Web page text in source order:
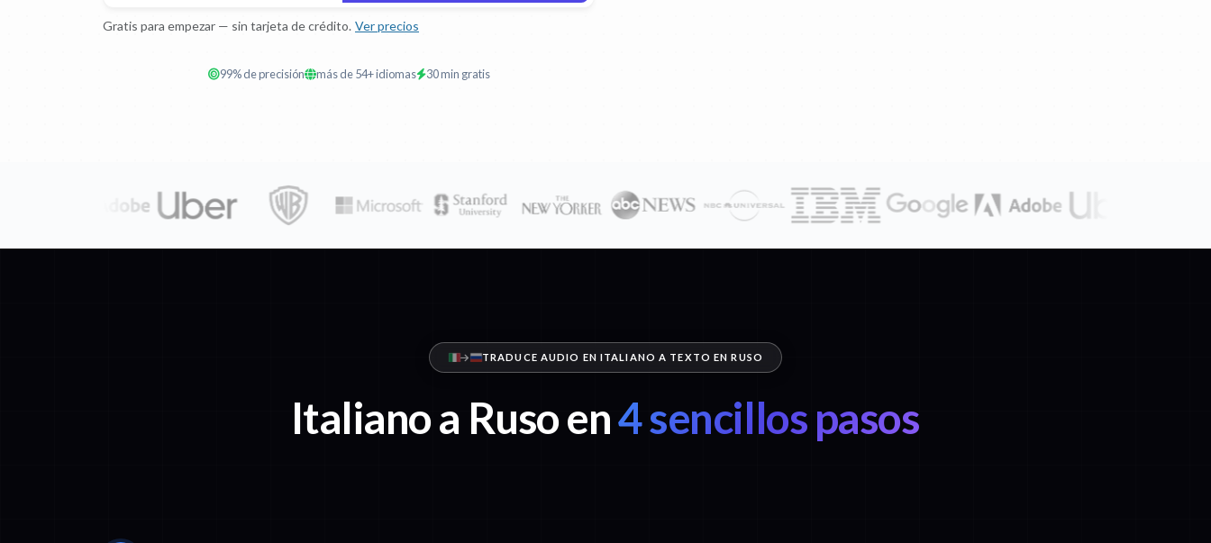
Gratis para empezar — sin tarjeta de crédito. Ver precios
99% de precisión más de 54+ idiomas 30 min gratis
TRADUCE AUDIO EN ITALIANO A TEXTO EN RUSO
Italiano a Ruso en4 sencillos pasos